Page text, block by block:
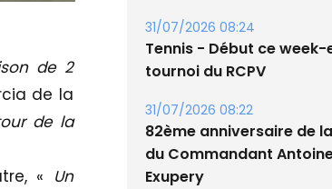
de 2
de la
de la
« Un
31/07/2026 08:24
Tennis - Début ce week-
tournoi du RCPV
31/07/2026 08:22
82ème anniversaire de
du Commandant
Exupery